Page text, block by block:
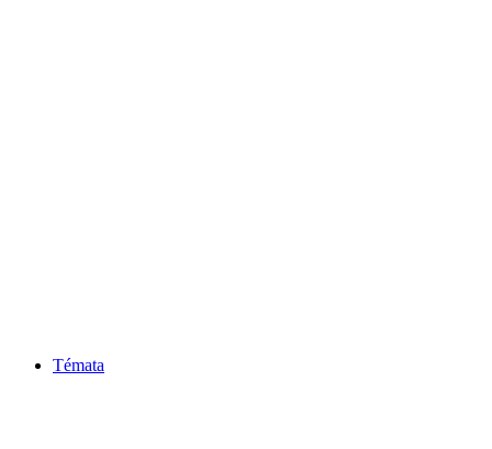
Témata